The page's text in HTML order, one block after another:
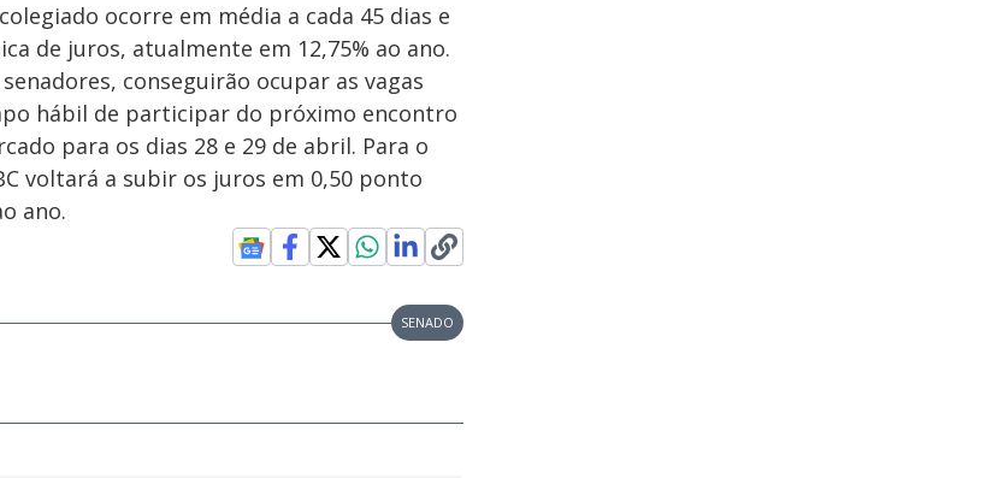
ocorre em média a cada 45 dias e
de juros, atualmente em 12,75% ao ano.
conseguirão ocupar as vagas
hábil de participar do próximo encontro
para os dias 28 e 29 de abril. Para o
voltará a subir os juros em 0,50 ponto
ano.
SENADO